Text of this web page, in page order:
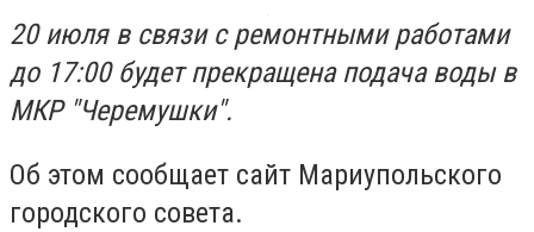
20 июля в связи с ремонтными работами
до 17:00 будет прекращена подача воды в
МКР "Черемушки".
Об этом сообщает сайт Мариупольского
городского совета.